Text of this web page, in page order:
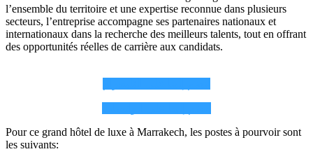
l’ensemble du territoire et une expertise reconnue dans plusieurs
secteurs, l’entreprise accompagne ses partenaires nationaux et
internationaux dans la recherche des meilleurs talents, tout en offrant
des opportunités réelles de carrière aux candidats.
Pour ce grand hôtel de luxe à Marrakech, les postes à pourvoir sont
les suivants: